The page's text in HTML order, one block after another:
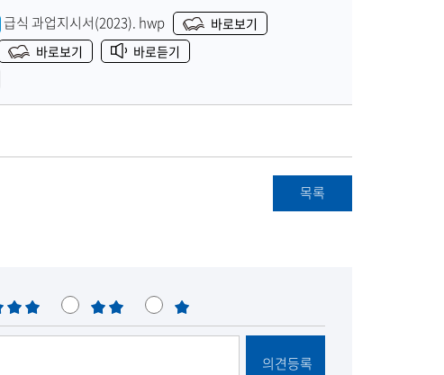
수
급식 과업지시서(2023). hwp
바로보기
바로보기 바로듣기
목록
불
만
매
우
의견등록